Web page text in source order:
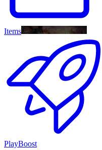
Items
PlayBoost